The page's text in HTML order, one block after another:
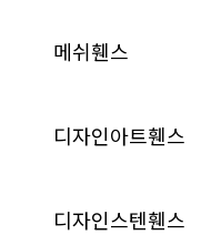
메쉬휀스
디자인아트휀스
디자인스텐휀스